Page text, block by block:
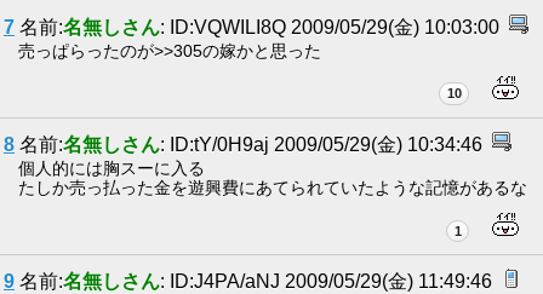
7 名前:名無しさん: ID:VQWILI8Q 2009/05/29(金) 10:03:00
売っぱらったのが>>305の嫁かと思った
10
8 名前:名無しさん: ID:tY/0H9aj 2009/05/29(金) 10:34:46
個人的には胸スーに入る
たしか売っ払った金を遊興費にあてられていたような記憶があるな
1
9 名前:名無しさん: ID:J4PA/aNJ 2009/05/29(金) 11:49:46